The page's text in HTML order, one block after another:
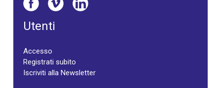
Utenti
Accesso
Registrati subito
Iscriviti alla Newsletter